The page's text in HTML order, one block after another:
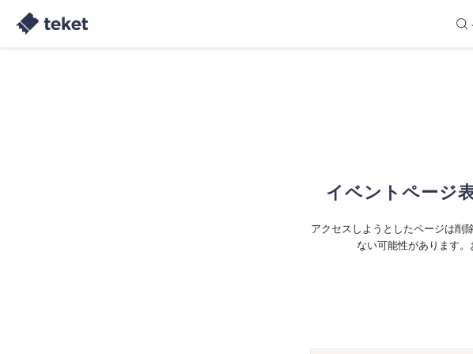
イベントページ
アクセスしようとしたページは削
ない可能性があります。